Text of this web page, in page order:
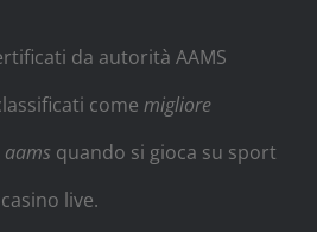
da autorità AAMS
come migliore
quando si gioca su sport
live.